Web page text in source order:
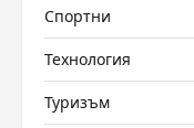
Спортни
Технология
Туризъм